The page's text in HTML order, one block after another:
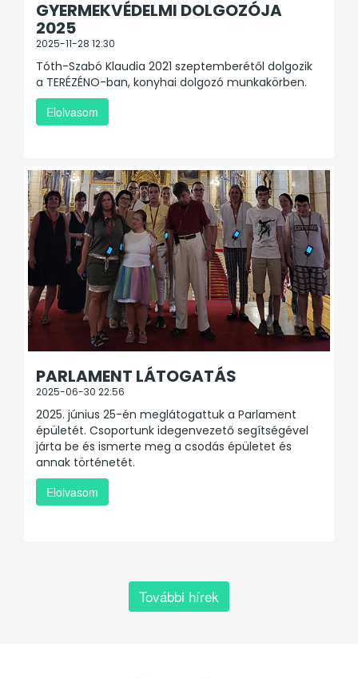
GYERMEKVÉDELMI DOLGOZÓJA
2025
2025-11-28 12:30
Tóth-Szabó Klaudia 2021 szeptemberétől dolgozik
a TERÉZÉNO-ban, konyhai dolgozó munkakörben.
Elolvasom
PARLAMENT LÁTOGATÁS
2025-06-30 22:56
2025. június 25-én meglátogattuk a Parlament
épületét. Csoportunk idegenvezető segítségével
járta be és ismerte meg a csodás épületet és
annak történetét.
Elolvasom
További hírek